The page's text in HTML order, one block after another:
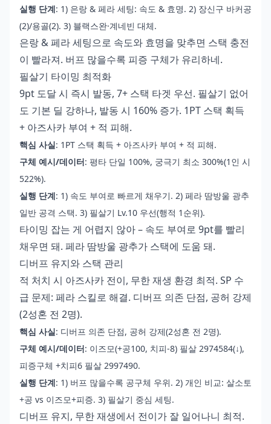
실행 단계: 1) 은랑 & 페라 세팅: 속도 & 효명. 2) 장신구 바커공
(2)/용골(2). 3) 블랙스완·계네빈 대체.
은랑 & 페라 세팅으로 속도와 효명을 맞추면 스택 충전
이 빨라져. 버프 많을수록 피증 구체가 유리하네.
필살기 타이밍 최적화
9pt 도달 시 즉시 발동, 7+ 스택 타겟 우선. 필살기 없어
도 기본 딜 강하나, 발동 시 160% 증가. 1PT 스택 획득
+ 아즈사카 부여 + 적 피해.
핵심 사실: 1PT 스택 획득 + 아즈사카 부여 + 적 피해.
구체 예시/데이터: 평타 단일 100%, 궁극기 최소 300%(1인 시
522%).
실행 단계: 1) 속도 부여로 빠르게 채우기. 2) 페라 땀방울 광추
일반 공격 스택. 3) 필살기 Lv.10 우선(행적 1순위).
타이밍 잡는 게 어렵지 않아 – 속도 부여로 9pt를 빨리
채우면 돼. 페라 땀방울 광추가 스택에 도움 돼.
디버프 유지와 스택 관리
적 처치 시 아즈사카 전이, 무한 재생 환경 최적. SP 수
급 문제: 페라 스킬로 해결. 디버프 의존 단점, 공허 강제
(2성혼 전 2명).
핵심 사실: 디버프 의존 단점, 공허 강제(2성혼 전 2명).
구체 예시/데이터: 이즈모(+공100, 치피-8) 필살 2974584(↓),
피증구체 +치피6 필살 2997490.
실행 단계: 1) 버프 많을수록 공구체 우위. 2) 개인 비교: 살소토
+공 vs 이즈모+피증. 3) 필살기 중심 세팅.
디버프 유지, 무한 재생에서 전이가 잘 일어나니 최적.